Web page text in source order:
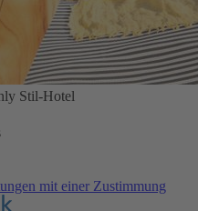
Stil-Hotel
mit einer Zustimmung